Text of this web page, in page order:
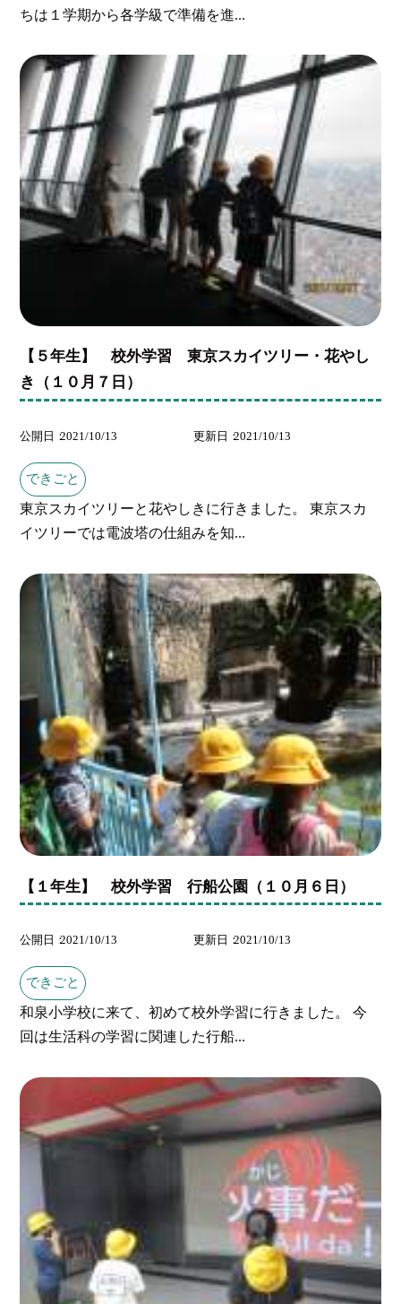
ちは１学期から各学級で準備を進...
【５年生】 校外学習 東京スカイツリー・花やし
き（１０月７日）
公開日 2021/10/13 更新日 2021/10/13
できごと
東京スカイツリーと花やしきに行きました。 東京スカ
イツリーでは電波塔の仕組みを知...
【１年生】 校外学習 行船公園（１０月６日）
公開日 2021/10/13 更新日 2021/10/13
できごと
和泉小学校に来て、初めて校外学習に行きました。 今
回は生活科の学習に関連した行船...